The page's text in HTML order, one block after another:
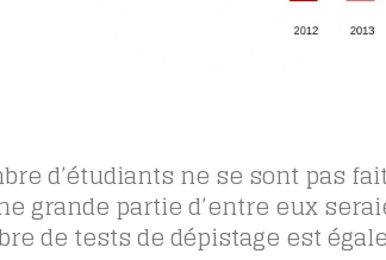
d’étudiants ne se sont pas
grande partie d’entre eux
de tests de dépistage est